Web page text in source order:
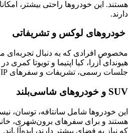
هستند. این خودروها راحتی بیشتر،
دارند.
خودروهای لوکس و تشریفاتی
مخصوص افرادی که به دنبال تجربه‌ای
هیوندای آزرا، کیا اپتیما و تویوتا کمری
جلسات رسمی، تشریفات و سفرهای VIP مناسب هستند.
SUV و خودروهای شاسی‌بلند
این خودروها شامل سانتافه، توسان،
هستند و برای سفرهای برون‌شهری،
که نیاز به فضای بیشتر دارند، ایده‌آل‌اند.